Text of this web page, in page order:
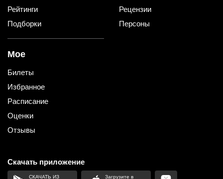
Рейтинги
Подборки
Рецензии
Персоны
Мое
Билеты
Избранное
Расписание
Оценки
Отзывы
Скачать приложение